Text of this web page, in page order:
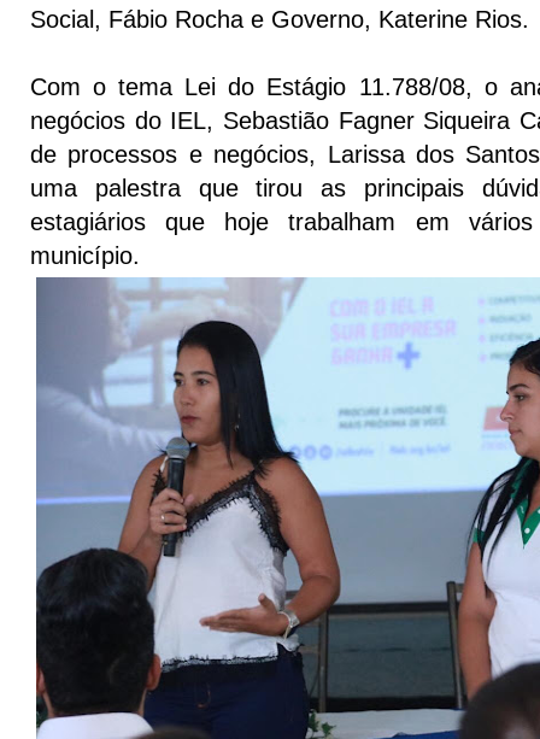
Social, Fábio Rocha e Governo, Katerine Rios.
Com o tema Lei do Estágio 11.788/08, o
negócios do IEL, Sebastião Fagner Siqueira
de processos e negócios, Larissa dos
uma palestra que tirou as principais
estagiários que hoje trabalham em
município.